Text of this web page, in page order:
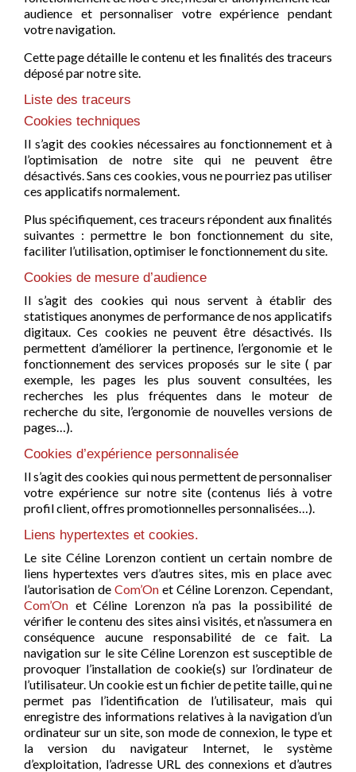
audience et personnaliser votre expérience pendant
votre navigation.
Cette page détaille le contenu et les finalités des traceurs
déposé par notre site.
Liste des traceurs
Cookies techniques
Il s’agit des cookies nécessaires au fonctionnement et à
l’optimisation de notre site qui ne peuvent être
désactivés. Sans ces cookies, vous ne pourriez pas utiliser
ces applicatifs normalement.
Plus spécifiquement, ces traceurs répondent aux finalités
suivantes : permettre le bon fonctionnement du site,
faciliter l’utilisation, optimiser le fonctionnement du site.
Cookies de mesure d’audience
Il s’agit des cookies qui nous servent à établir des
statistiques anonymes de performance de nos applicatifs
digitaux. Ces cookies ne peuvent être désactivés. Ils
permettent d’améliorer la pertinence, l’ergonomie et le
fonctionnement des services proposés sur le site ( par
exemple, les pages les plus souvent consultées, les
recherches les plus fréquentes dans le moteur de
recherche du site, l’ergonomie de nouvelles versions de
pages…).
Cookies d’expérience personnalisée
Il s’agit des cookies qui nous permettent de personnaliser
votre expérience sur notre site (contenus liés à votre
profil client, offres promotionnelles personnalisées…).
Liens hypertextes et cookies.
Le site Céline Lorenzon contient un certain nombre de
liens hypertextes vers d’autres sites, mis en place avec
l’autorisation de Com’On et Céline Lorenzon. Cependant,
Com’On et Céline Lorenzon n’a pas la possibilité de
vérifier le contenu des sites ainsi visités, et n’assumera en
conséquence aucune responsabilité de ce fait. La
navigation sur le site Céline Lorenzon est susceptible de
provoquer l’installation de cookie(s) sur l’ordinateur de
l’utilisateur. Un cookie est un fichier de petite taille, qui ne
permet pas l’identification de l’utilisateur, mais qui
enregistre des informations relatives à la navigation d’un
ordinateur sur un site, son mode de connexion, le type et
la version du navigateur Internet, le système
d’exploitation, l’adresse URL des connexions et d’autres